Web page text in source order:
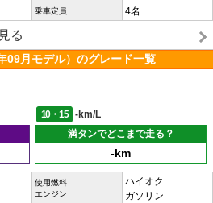
乗車定員 4名
る
09月モデル）のグレード一覧
10・15
-km/L
満タンでどこまで走る？
-km
使用燃料
エンジン
ハイオク
ガソリン